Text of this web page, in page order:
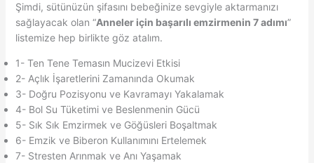
Şimdi, sütünüzün şifasını bebeğinize sevgiyle aktarmanızı
sağlayacak olan “Anneler için başarılı emzirmenin 7 adımı”
listemize hep birlikte göz atalım.
1- Ten Tene Temasın Mucizevi Etkisi
2- Açlık İşaretlerini Zamanında Okumak
3- Doğru Pozisyonu ve Kavramayı Yakalamak
4- Bol Su Tüketimi ve Beslenmenin Gücü
5- Sık Sık Emzirmek ve Göğüsleri Boşaltmak
6- Emzik ve Biberon Kullanımını Ertelemek
7- Stresten Arınmak ve Anı Yaşamak